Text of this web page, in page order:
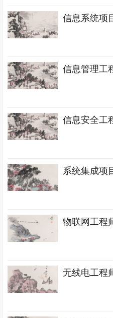
信息系统项
信息管理工
信息安全工
系统集成项
物联网工程
无线电工程